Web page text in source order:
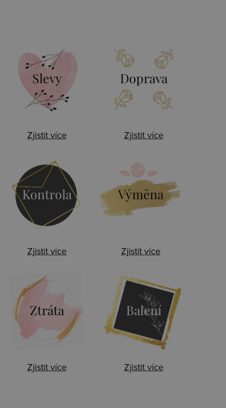
Slevy
Zjistit více
Doprava
Zjistit více
Kontrola
Zjistit více
Výměna
Zjistit více
Ztráta
Zjistit více
Balení
Zjistit více